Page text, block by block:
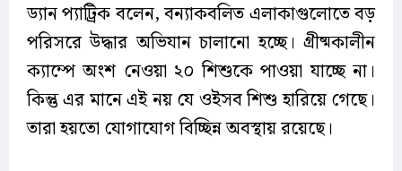
ড্যান প্যাট্রিক বলেন, বন্যাকবলিত এলাকাগুলোতে বড়
পরিসরে উদ্ধার অভিযান চালানো হচ্ছে। গ্রীষ্মকালীন
ক্যাম্পে অংশ নেওয়া ২০ শিশুকে পাওয়া যাচ্ছে না।
কিন্তু এর মানে এই নয় যে ওইসব শিশু হারিয়ে গেছে।
তারা হয়তো যোগাযোগ বিচ্ছিন্ন অবস্থায় রয়েছে।